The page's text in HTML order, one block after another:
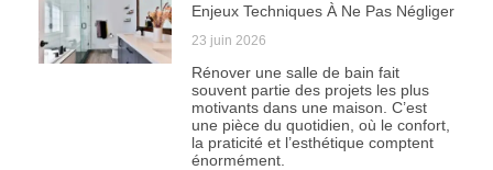
Enjeux Techniques À Ne Pas Négliger
23 juin 2026
Rénover une salle de bain fait
souvent partie des projets les plus
motivants dans une maison. C’est
une pièce du quotidien, où le confort,
la praticité et l’esthétique comptent
énormément.